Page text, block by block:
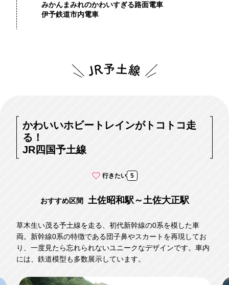
みかんまみれのかわいすぎる路面電車
伊予鉄道市内電車
かわいいホビートレインがトコトコ走
る！
JR四国予土線
行きたい 5
おすすめ区間 土佐昭和駅～土佐大正駅
草木生い茂る予土線を走る、初代新幹線の0系を模した車
両。新幹線0系の特徴である団子鼻やスカートを再現してお
り、一度見たら忘れられないユニークなデザインです。車内
には、鉄道模型も多数展示しています。